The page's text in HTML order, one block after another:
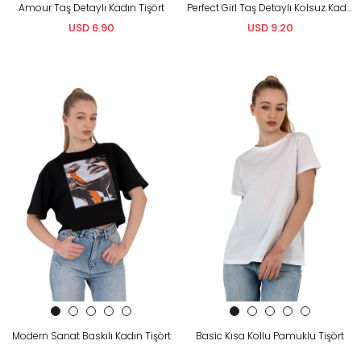
Amour Taş Detaylı Kadın Tişört
USD 6.90
Perfect Girl Taş Detaylı Kolsuz Kadın Tişört
USD 9.20
Modern Sanat Baskılı Kadın Tişört Basic Kısa Kollu Pamuklu Tişört